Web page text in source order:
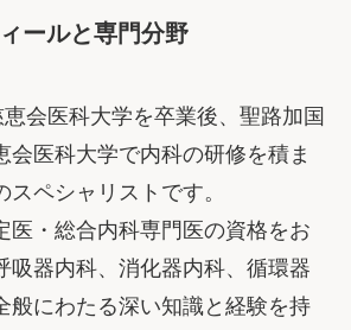
ールと専門分野
会医科大学を卒業後、聖路加国
会医科大学で内科の研修を積ま
ペシャリストです。
医・総合内科専門医の資格をお
吸器内科、消化器内科、循環器
般にわたる深い知識と経験を持